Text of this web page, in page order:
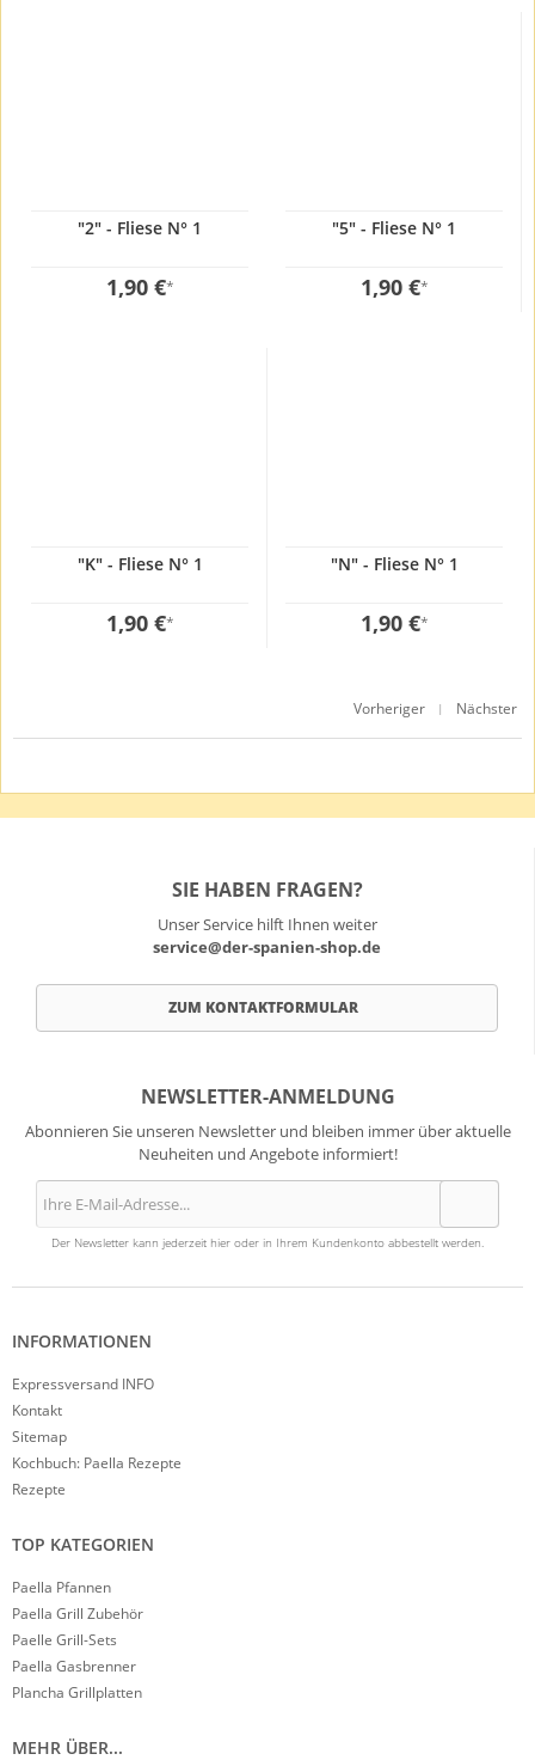
"2" - Fliese N° 1
1,90 €*
"5" - Fliese N° 1
1,90 €*
"K" - Fliese N° 1
1,90 €*
"N" - Fliese N° 1
1,90 €*
Vorheriger | Nächster
SIE HABEN FRAGEN?
Unser Service hilft Ihnen weiter
service@der-spanien-shop.de
ZUM KONTAKTFORMULAR
NEWSLETTER-ANMELDUNG
Abonnieren Sie unseren Newsletter und bleiben immer über aktuelle
Neuheiten und Angebote informiert!
Der Newsletter kann jederzeit hier oder in Ihrem Kundenkonto abbestellt werden.
INFORMATIONEN
Expressversand INFO
Kontakt
Sitemap
Kochbuch: Paella Rezepte
Rezepte
TOP KATEGORIEN
Paella Pfannen
Paella Grill Zubehör
Paelle Grill-Sets
Paella Gasbrenner
Plancha Grillplatten
MEHR ÜBER...